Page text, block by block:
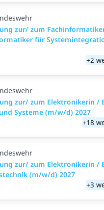
zur/ zum
für
+2
zur/ zum Elektronikerin /
Systeme (m/w/d) 2027
+18
zur/ zum Elektronikerin /
(m/w/d) 2027
+3